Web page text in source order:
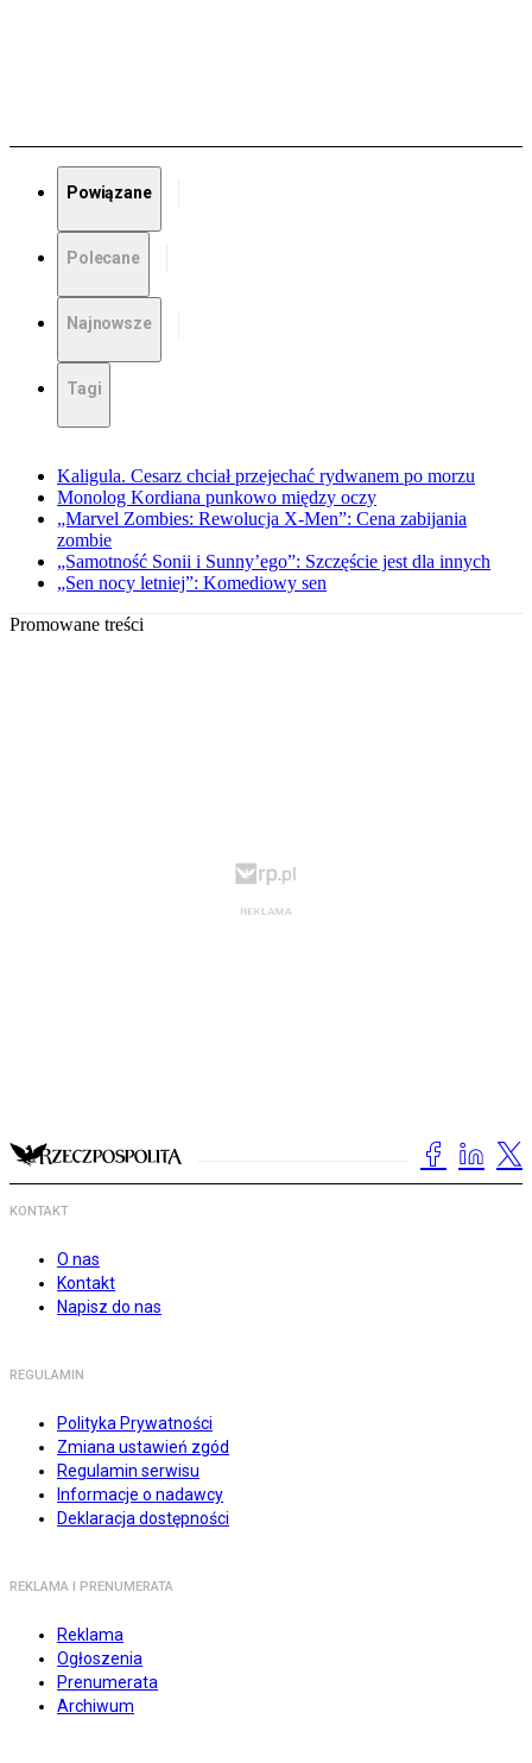
Powiązane
Polecane
Najnowsze
Tagi
Kaligula. Cesarz chciał przejechać rydwanem po morzu
Monolog Kordiana punkowo między oczy
„Marvel Zombies: Rewolucja X-Men”: Cena zabijania
zombie
„Samotność Sonii i Sunny’ego”: Szczęście jest dla innych
„Sen nocy letniej”: Komediowy sen
Promowane treści
KONTAKT
O nas
Kontakt
Napisz do nas
REGULAMIN
Polityka Prywatności
Zmiana ustawień zgód
Regulamin serwisu
Informacje o nadawcy
Deklaracja dostępności
REKLAMA I PRENUMERATA
Reklama
Ogłoszenia
Prenumerata
Archiwum